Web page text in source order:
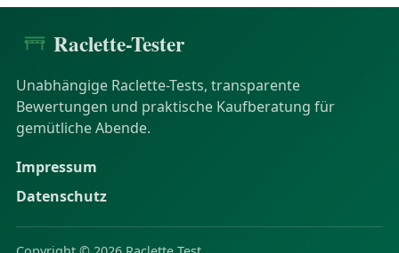
Raclette-Tester
Unabhängige Raclette-Tests, transparente
Bewertungen und praktische Kaufberatung für
gemütliche Abende.
Impressum
Datenschutz